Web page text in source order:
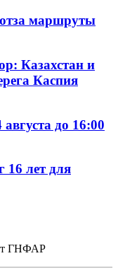
маршруты
Казахстан и
Каспия
до 16:00
16 лет для
ГНФАР